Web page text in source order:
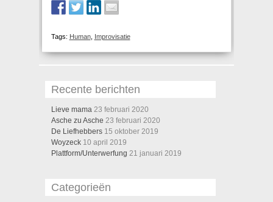
Tags: Human, Improvisatie
Recente berichten
Lieve mama 23 februari 2020
Asche zu Asche 23 februari 2020
De Liefhebbers 15 oktober 2019
Woyzeck 10 april 2019
Plattform/Unterwerfung 21 januari 2019
Categorieën